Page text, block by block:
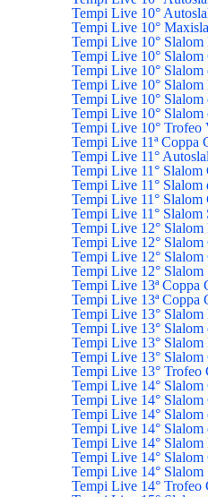
Tempi Live 10°
Tempi Live 10°
Tempi Live 10° Slalom
Tempi Live 10°
Tempi Live 10°
Tempi Live 10°
Tempi Live 10° Slalom
Tempi Live 10° Slalom
Tempi Live 10°
Tempi Live 11ª Coppa
Tempi Live 11°
Tempi Live 11°
Tempi Live 11°
Tempi Live 11° Slalom
Tempi Live 11° Slalom
Tempi Live 12° Slalom
Tempi Live 12°
Tempi Live 12°
Tempi Live 12°
Tempi Live 13ª Coppa
Tempi Live 13ª Coppa
Tempi Live 13° Slalom
Tempi Live 13°
Tempi Live 13° Slalom
Tempi Live 13° Slalom
Tempi Live 13° Trofeo
Tempi Live 14°
Tempi Live 14°
Tempi Live 14°
Tempi Live 14° Slalom
Tempi Live 14° Slalom
Tempi Live 14°
Tempi Live 14°
Tempi Live 14° Trofeo